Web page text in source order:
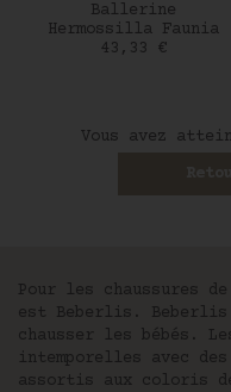
AJOUTER AU PANIER
Ballerine
Hermossilla Faunia
Prix
43,33 €
Vous avez
Pour les chaussures
est Beberlis. Beberlis
chausser les bébés.
intemporelles avec
assortis aux coloris